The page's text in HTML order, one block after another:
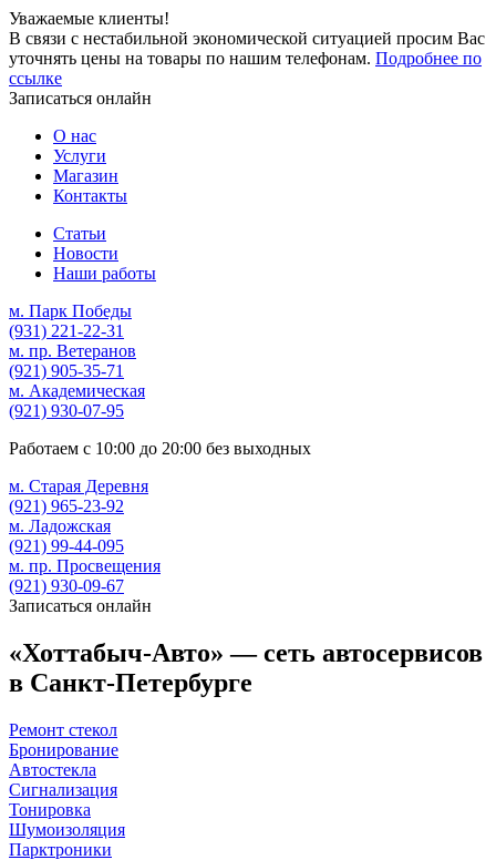
Уважаемые клиенты!
В связи с нестабильной экономической ситуацией просим Вас
уточнять цены на товары по нашим телефонам. Подробнее по
ссылке
Записаться онлайн
О нас
Услуги
Магазин
Контакты
Статьи
Новости
Наши работы
м. Парк Победы
(931) 221-22-31
м. пр. Ветеранов
(921) 905-35-71
м. Академическая
(921) 930-07-95
Работаем с 10:00 до 20:00 без выходных
м. Старая Деревня
(921) 965-23-92
м. Ладожская
(921) 99-44-095
м. пр. Просвещения
(921) 930-09-67
Записаться онлайн
«Хоттабыч-Авто» — сеть автосервисов
в Санкт-Петербурге
Ремонт стекол
Бронирование
Автостекла
Сигнализация
Тонировка
Шумоизоляция
Парктроники